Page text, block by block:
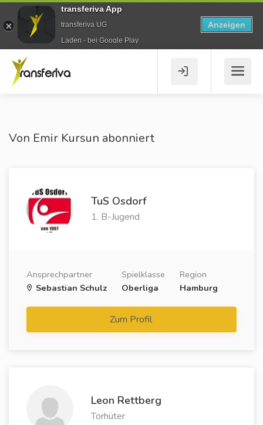
Von Emir Kursun abonniert
TuS Osdorf
1. B-Jugend
Ansprechpartner
Sebastian Schulz
Spielklasse
Oberliga
Region
Hamburg
Zum Profil
Leon Rettberg
Torhüter
transferiva App
transferiva UG
Laden - bei Google Play
Anzeigen